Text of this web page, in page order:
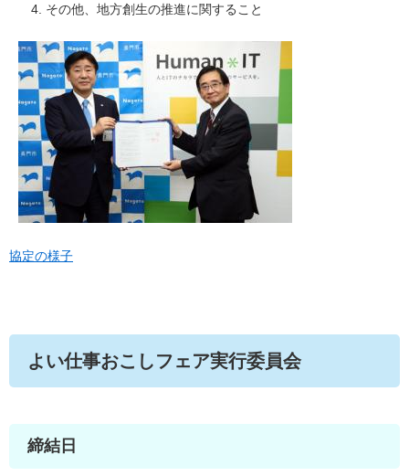
その他、地方創生の推進に関すること
協定の様子
よい仕事おこしフェア実行委員会
締結日